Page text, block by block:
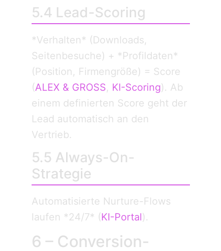
5.4 Lead-Scoring
*Verhalten* (Downloads,
Seitenbesuche) + *Profildaten*
(Position, Firmengröße) = Score
(ALEX & GROSS, KI-Scoring). Ab
einem definierten Score geht der
Lead automatisch an den
Vertrieb.
5.5 Always-On-
Strategie
Automatisierte Nurture-Flows
laufen *24/7* (KI-Portal).
6 – Conversion-